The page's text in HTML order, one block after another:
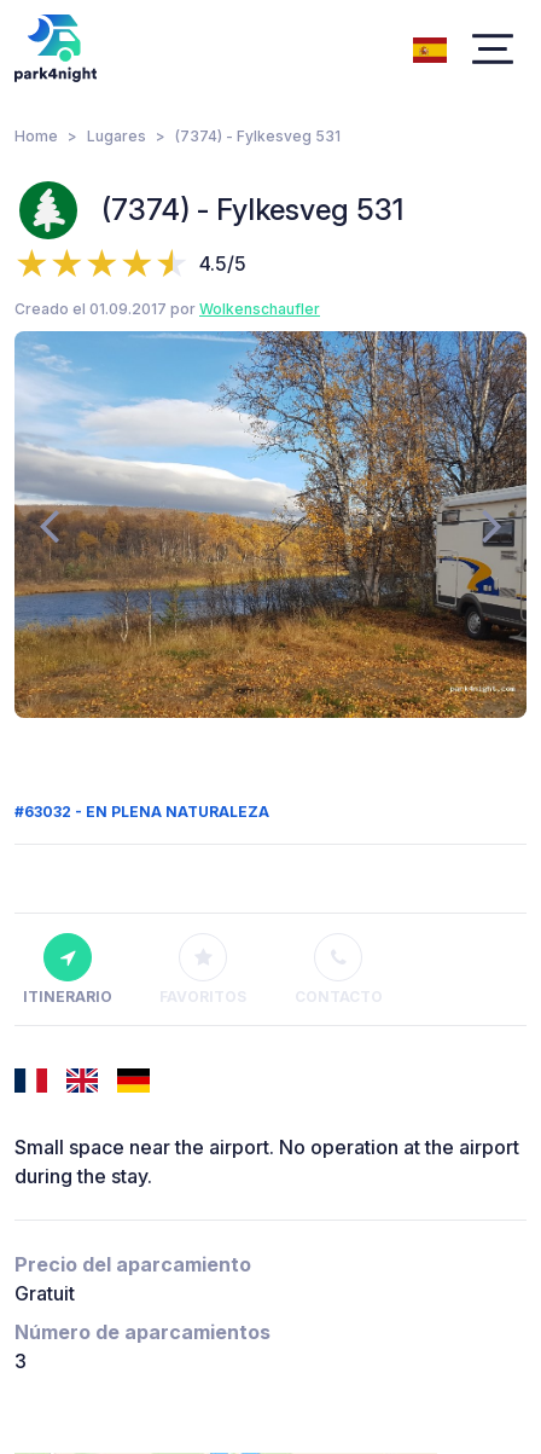
Home Lugares (7374) - Fylkesveg 531
(7374) - Fylkesveg 531
4.5/5
Creado el 01.09.2017 por Wolkenschaufler
#63032 - EN PLENA NATURALEZA
ITINERARIO FAVORITOS CONTACTO
Small space near the airport. No operation at the airport
during the stay.
Precio del aparcamiento
Gratuit
Número de aparcamientos
3